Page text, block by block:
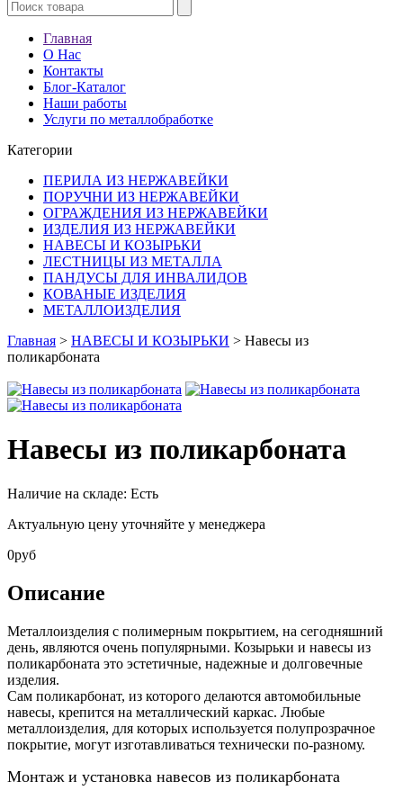
Главная
О Нас
Контакты
Блог-Каталог
Наши работы
Услуги по металлобработке
Категории
ПЕРИЛА ИЗ НЕРЖАВЕЙКИ
ПОРУЧНИ ИЗ НЕРЖАВЕЙКИ
ОГРАЖДЕНИЯ ИЗ НЕРЖАВЕЙКИ
ИЗДЕЛИЯ ИЗ НЕРЖАВЕЙКИ
НАВЕСЫ И КОЗЫРЬКИ
ЛЕСТНИЦЫ ИЗ МЕТАЛЛА
ПАНДУСЫ ДЛЯ ИНВАЛИДОВ
КОВАНЫЕ ИЗДЕЛИЯ
МЕТАЛЛОИЗДЕЛИЯ
Главная > НАВЕСЫ И КОЗЫРЬКИ > Навесы из
поликарбоната
Навесы из поликарбоната
Наличие на складе: Есть
Актуальную цену уточняйте у менеджера
0руб
Описание
Металлоизделия с полимерным покрытием, на сегодняшний
день, являются очень популярными. Козырьки и навесы из
поликарбоната это эстетичные, надежные и долговечные
изделия.
Сам поликарбонат, из которого делаются автомобильные
навесы, крепится на металлический каркас. Любые
металлоизделия, для которых используется полупрозрачное
покрытие, могут изготавливаться технически по-разному.
Монтаж и установка навесов из поликарбоната